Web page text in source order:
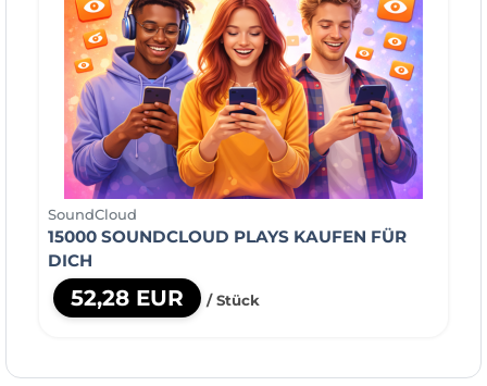
SoundCloud
15000 SOUNDCLOUD PLAYS KAUFEN FÜR
DICH
52,28 EUR / Stück